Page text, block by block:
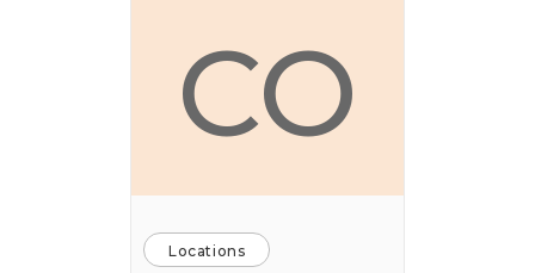
CO
Locations